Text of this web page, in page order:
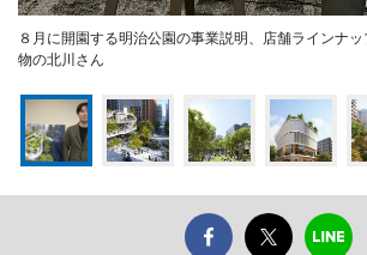
８月に開園する明治公園の事業説明、店舗ラインナ
物の北川さん